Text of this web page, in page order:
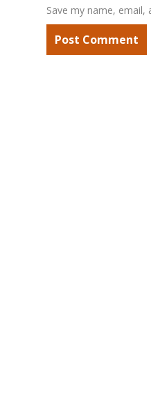
Save my name,